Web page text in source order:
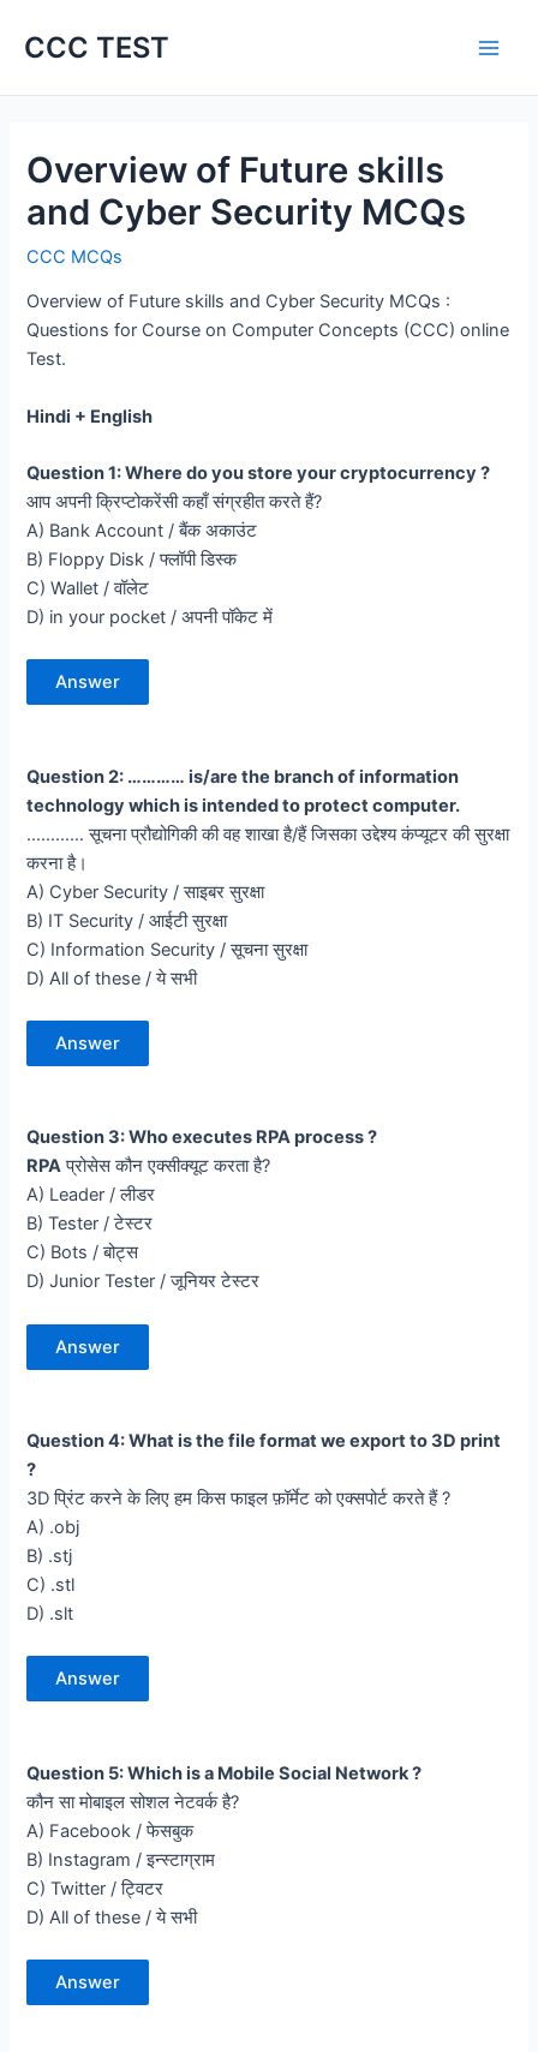
CCC TEST
Overview of Future skills
and Cyber Security MCQs
CCC MCQs
Overview of Future skills and Cyber Security MCQs :
Questions for Course on Computer Concepts (CCC) online
Test.
Hindi + English
Question 1: Where do you store your cryptocurrency ?
आप अपनी क्रिप्टोकरेंसी कहाँ संग्रहीत करते हैं?
A) Bank Account / बैंक अकाउंट
B) Floppy Disk / फ्लॉपी डिस्क
C) Wallet / वॉलेट
D) in your pocket / अपनी पॉकेट में
Answer
Question 2: ………… is/are the branch of information
technology which is intended to protect computer.
………… सूचना प्रौद्योगिकी की वह शाखा है/हैं जिसका उद्देश्य कंप्यूटर की सुरक्षा
करना है।
A) Cyber Security / साइबर सुरक्षा
B) IT Security / आईटी सुरक्षा
C) Information Security / सूचना सुरक्षा
D) All of these / ये सभी
Answer
Question 3: Who executes RPA process ?
RPAप्रोसेस कौन एक्सीक्यूट करता है?
A) Leader / लीडर
B) Tester / टेस्टर
C) Bots / बोट्स
D) Junior Tester / जूनियर टेस्टर
Answer
Question 4: What is the file format we export to 3D print
?
3D प्रिंट करने के लिए हम किस फाइल फ़ॉर्मेट को एक्सपोर्ट करते हैं ?
A) .obj
B) .stj
C) .stl
D) .slt
Answer
Question 5: Which is a Mobile Social Network ?
कौन सा मोबाइल सोशल नेटवर्क है?
A) Facebook / फेसबुक
B) Instagram / इन्स्टाग्राम
C) Twitter / ट्विटर
D) All of these / ये सभी
Answer